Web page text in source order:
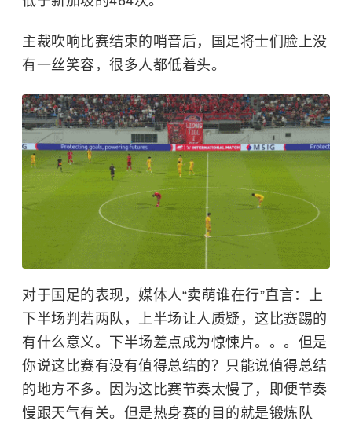
主裁吹响比赛结束的哨音后，国足将士们脸上没
有一丝笑容，很多人都低着头。
对于国足的表现，媒体人“卖萌谁在行”直言：上
下半场判若两队，上半场让人质疑，这比赛踢的
有什么意义。下半场差点成为惊悚片。。。但是
你说这比赛有没有值得总结的？只能说值得总结
的地方不多。因为这比赛节奏太慢了，即便节奏
慢跟天气有关。但是热身赛的目的就是锻炼队